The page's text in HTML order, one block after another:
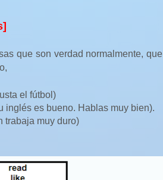
que son verdad normalmente, que
el fútbol)
es bueno. Hablas muy bien).
muy duro)